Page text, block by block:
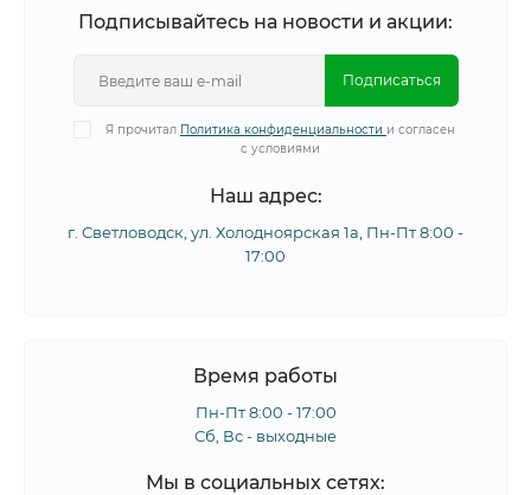
Подписывайтесь на новости и акции:
Подписаться
Я прочитал Политика конфиденциальности и согласен
с условиями
Наш адрес:
г. Светловодск, ул. Холодноярская 1а, Пн-Пт 8:00 -
17:00
Время работы
Пн-Пт 8:00 - 17:00
Сб, Вс - выходные
Мы в социальных сетях: